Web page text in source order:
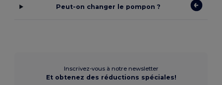
Peut-on changer le pompon ?
Inscrivez-vous à notre newsletter
Et obtenez des réductions spéciales!